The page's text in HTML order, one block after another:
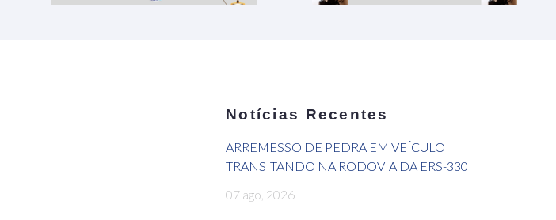
Notícias Recentes
ARREMESSO DE PEDRA EM VEÍCULO
TRANSITANDO NA RODOVIA DA ERS-330
07 ago, 2026